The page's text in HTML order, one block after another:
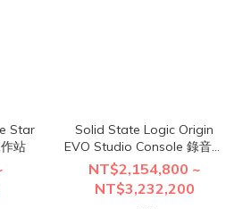
Star
站
Solid State Logic Origin
EVO Studio Console 錄音室
控制台
NT$2,154,800 ~
NT$3,232,200